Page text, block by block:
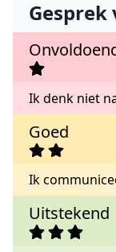
Gesprek
Ik denk niet
Goed
Ik
Uitstekend